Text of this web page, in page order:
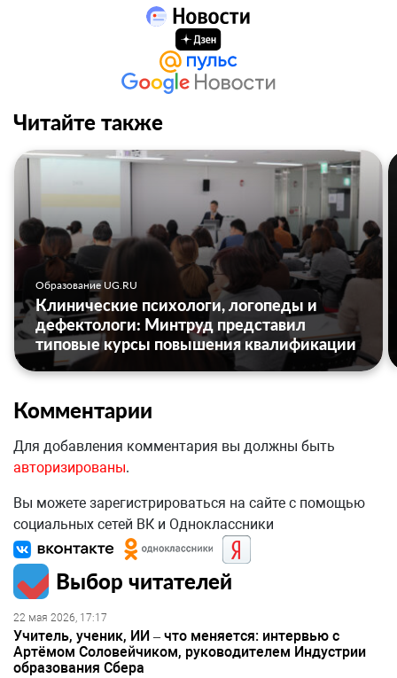
Читайте также
Образование UG.RU
Клинические психологи, логопеды и
дефектологи: Минтруд представил
типовые курсы повышения квалификации
Комментарии
Для добавления комментария вы должны быть
авторизированы.
Вы можете зарегистрироваться на сайте с помощью
социальных сетей ВК и Одноклассники
Выбор читателей
22 мая 2026, 17:17
Учитель, ученик, ИИ – что меняется: интервью с
Артёмом Соловейчиком, руководителем Индустрии
образования Сбера